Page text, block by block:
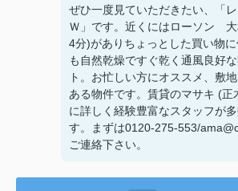
ぜひ一度見ていただきたい、「
Ｗ」です。近くにはローソン
4分)がありちょっとした買い物
も自然乾燥ですぐ乾く通風良好
ト。お忙しい方にオススメ、敷
ある物件です。賃貸のマサキ (正
に詳しく経験豊富なスタッフが
す。まずは0120-275-553/
ご連絡下さい。